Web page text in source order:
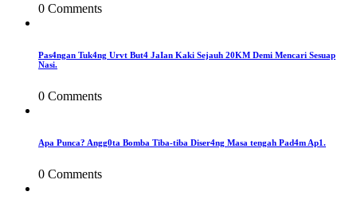
0 Comments
Pas4ngan Tuk4ng Urvt But4 JaIan Kaki Sejauh 20KM Demi Mencari Sesuap
Nasi.
0 Comments
Apa Punca? Angg0ta Bomba Tiba-tiba Diser4ng Masa tengah Pad4m Ap1.
0 Comments